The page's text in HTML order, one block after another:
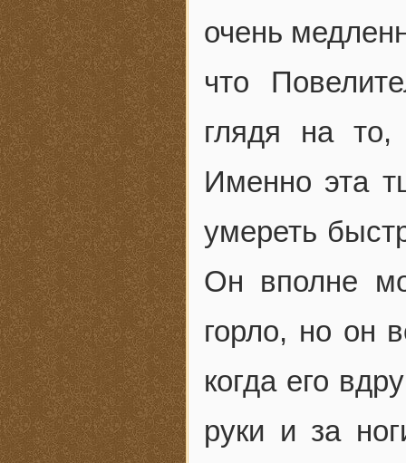
очень
что
глядя на
Именно эта
умереть
Он вполне
горло, но он
когда его
руки и за